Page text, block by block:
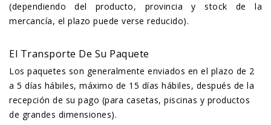
(dependiendo del producto, provincia y stock de la
mercancía, el plazo puede verse reducido).
El Transporte De Su Paquete
Los paquetes son generalmente enviados en el plazo de 2
a 5 días hábiles, máximo de 15 días hábiles, después de la
recepción de su pago (para casetas, piscinas y productos
de grandes dimensiones).